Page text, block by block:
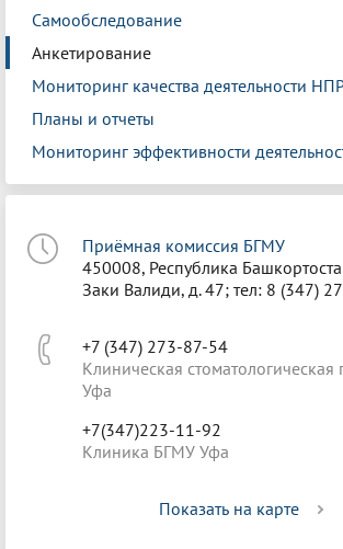
Самообследование
Анкетирование
Мониторинг качества деятельности
Планы и отчеты
Мониторинг эффективности
Приёмная комиссия БГМУ
450008, Республика
Заки Валиди, д. 47; тел: 8 (347)
+7 (347) 273-87-54
Клиническая
Уфа
+7(347)223-11-92
Клиника БГМУ Уфа
Показать на карте